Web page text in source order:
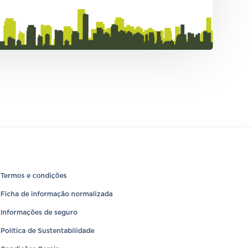
Termos e condições
Ficha de informação normalizada
Informações de seguro
Política de Sustentabilidade